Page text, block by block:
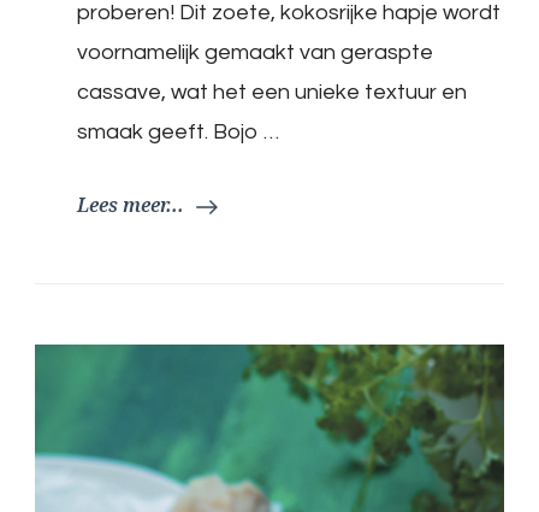
proberen! Dit zoete, kokosrijke hapje wordt
voornamelijk gemaakt van geraspte
cassave, wat het een unieke textuur en
smaak geeft. Bojo …
Lees meer...